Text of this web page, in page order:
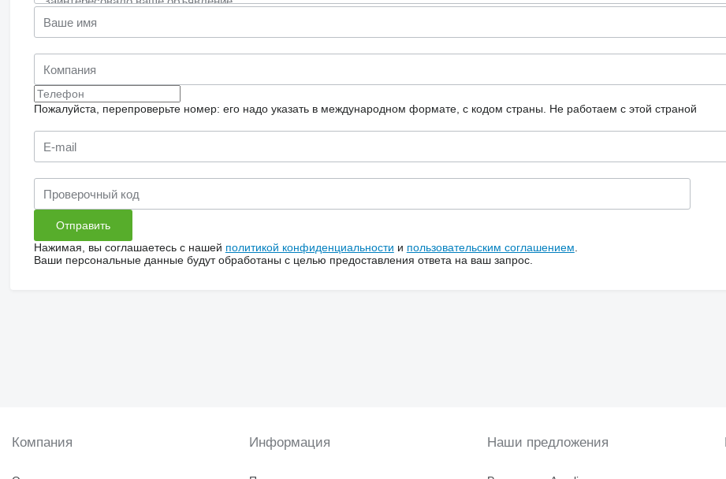
Пожалуйста, перепроверьте номер: его надо указать в международном формате, с кодом страны. Не работаем с этой страной
Нажимая, вы соглашаетесь с нашей политикой конфиденциальности и пользовательским соглашением.
Ваши персональные данные будут обработаны с целью предоставления ответа на ваш запрос.
Компания Информация Наши предложения